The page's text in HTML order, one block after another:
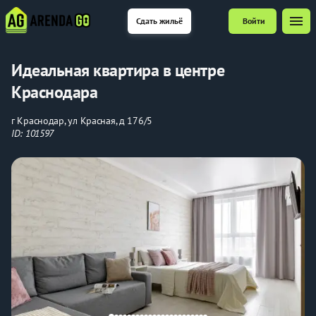
Сдать жильё Войти menu
Идеальная квартира в центре
Краснодара
г Краснодар, ул Красная, д 176/5
ID: 101597